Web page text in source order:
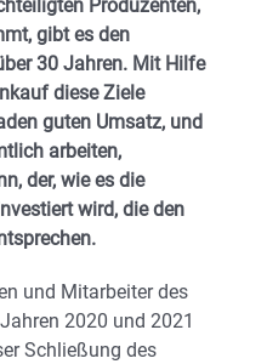
Produzenten,
gibt es den
30 Jahren. Mit Hilfe
diese Ziele
guten Umsatz, und
arbeiten,
der, wie es die
wird, die den
und Mitarbeiter des
2020 und 2021
Schließung des